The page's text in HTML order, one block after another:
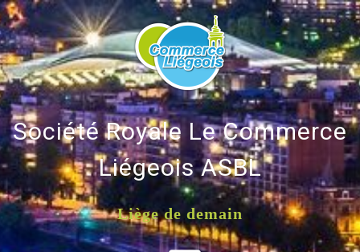
Société Royale Le Commerce
Liégeois ASBL
Liège de demain